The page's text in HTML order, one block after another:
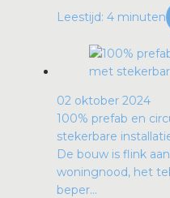
Leestijd: 4 minuten
02 oktober 2024
100% prefab en
stekerbare
De bouw is flink
woningnood, het
beper...